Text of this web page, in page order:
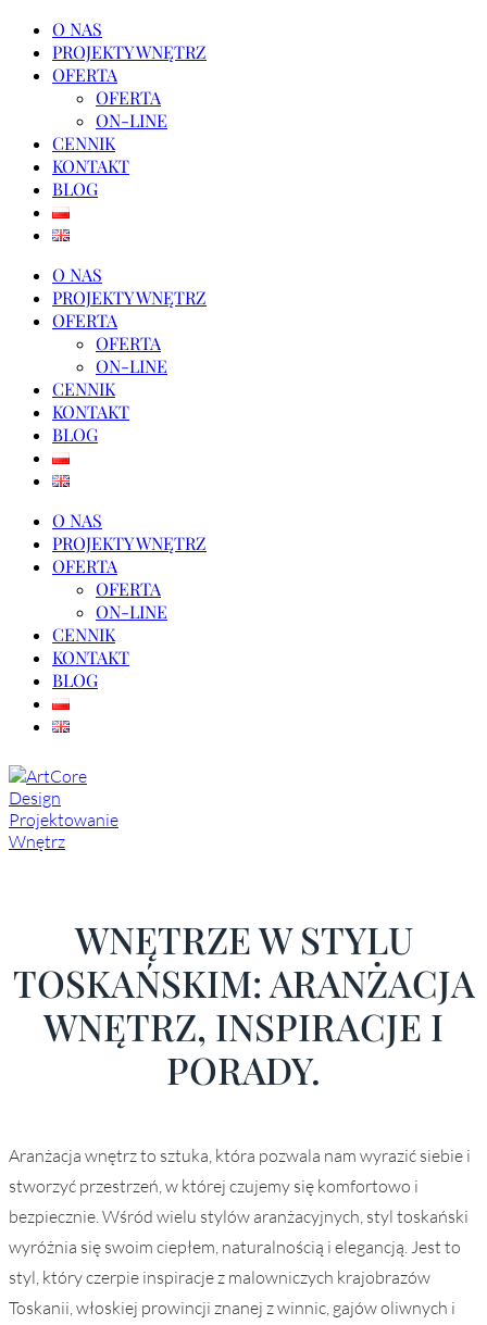
O NAS
PROJEKTY WNĘTRZ
OFERTA
OFERTA
ON-LINE
CENNIK
KONTAKT
BLOG
O NAS
PROJEKTY WNĘTRZ
OFERTA
OFERTA
ON-LINE
CENNIK
KONTAKT
BLOG
O NAS
PROJEKTY WNĘTRZ
OFERTA
OFERTA
ON-LINE
CENNIK
KONTAKT
BLOG
WNĘTRZE W STYLU
TOSKAŃSKIM: ARANŻACJA
WNĘTRZ, INSPIRACJE I
PORADY.
Aranżacja wnętrz to sztuka, która pozwala nam wyrazić siebie i
stworzyć przestrzeń, w której czujemy się komfortowo i
bezpiecznie. Wśród wielu stylów aranżacyjnych, styl toskański
wyróżnia się swoim ciepłem, naturalnością i elegancją. Jest to
styl, który czerpie inspiracje z malowniczych krajobrazów
Toskanii, włoskiej prowincji znanej z winnic, gajów oliwnych i